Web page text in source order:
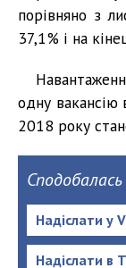
порівняно з
37,1% і на
одну вакансію
2018 року
Сподобалась
Надіслати у
Надіслати в